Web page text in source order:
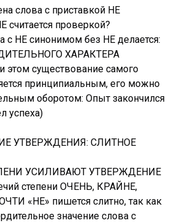
слова с приставкой НЕ
считается проверкой?
с НЕ синонимом без НЕ делается:
ХАРАКТЕРА
этом существование самого
принципиальным, его можно
оборотом: Опыт закончился
успеха)
УТВЕРЖДЕНИЯ: СЛИТНОЕ
УСИЛИВАЮТ УТВЕРЖДЕНИЕ
степени ОЧЕНЬ, КРАЙНЕ,
«НЕ» пишется слитно, так как
значение слова с